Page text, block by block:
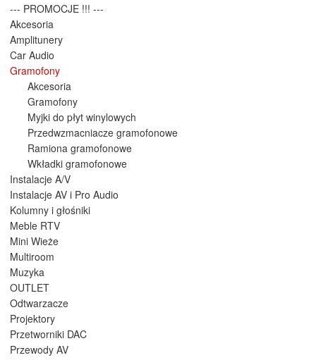
--- PROMOCJE !!! ---
Akcesoria
Amplitunery
Car Audio
Gramofony
Akcesoria
Gramofony
Myjki do płyt winylowych
Przedwzmacniacze gramofonowe
Ramiona gramofonowe
Wkładki gramofonowe
Instalacje A/V
Instalacje AV i Pro Audio
Kolumny i głośniki
Meble RTV
Mini Wieże
Multiroom
Muzyka
OUTLET
Odtwarzacze
Projektory
Przetworniki DAC
Przewody AV